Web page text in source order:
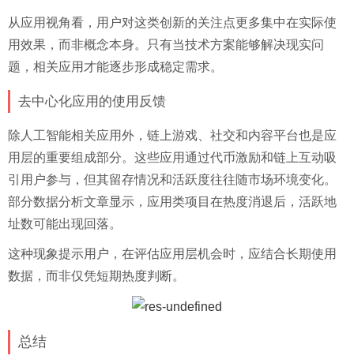
从应用视角看，用户对这类创新的关注点更多集中在实际使
用效果，而非概念本身。只有当技术方案能够解决现实问
题，相关应用才能逐步形成稳定需求。
去中心化应用的使用反馈
除人工智能相关应用外，链上游戏、社交和内容平台也是应
用层的重要组成部分。这些应用通过代币激励和链上互动吸
引用户参与，但其留存情况和活跃度往往随市场环境变化。
部分数据分析文章显示，应用类项目在热度消退后，活跃地
址数可能出现回落。
这种现象提示用户，在评估应用层机会时，应结合长期使用
数据，而非仅凭短期热度判断。
总结